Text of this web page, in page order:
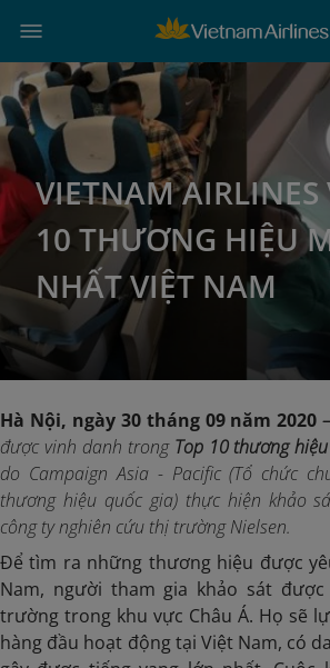
VIETNAM AIRLINES
10 THƯƠNG HIỆU
NHẤT VIỆT NAM
Hà Nội, ngày 30 tháng 09 năm 2020 –
được vinh danh trong Top 10 thương
do Campaign Asia - Pacific (Tổ chức
thương hiệu quốc gia) thực hiện khảo
công ty nghiên cứu thị trường Nielsen.
Để tìm ra những thương hiệu được
Nam, người tham gia khảo sát
trường trong khu vực Châu Á. Họ sẽ
hàng đầu hoạt động tại Việt Nam, có